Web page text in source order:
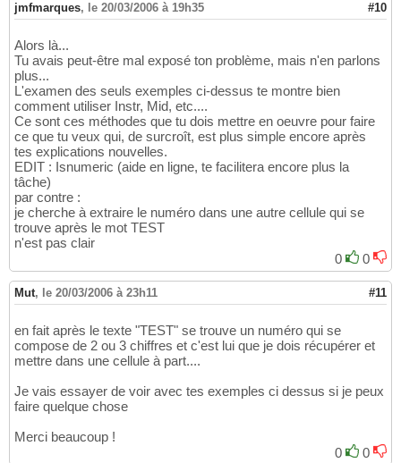
jmfmarques, le 20/03/2006 à 19h35 #10
Alors là...
Tu avais peut-être mal exposé ton problème, mais n'en parlons
plus...
L'examen des seuls exemples ci-dessus te montre bien
comment utiliser Instr, Mid, etc....
Ce sont ces méthodes que tu dois mettre en oeuvre pour faire
ce que tu veux qui, de surcroît, est plus simple encore après
tes explications nouvelles.
EDIT : Isnumeric (aide en ligne, te facilitera encore plus la
tâche)
par contre :
je cherche à extraire le numéro dans une autre cellule qui se
trouve après le mot TEST
n'est pas clair
0
0
Mut, le 20/03/2006 à 23h11 #11
en fait après le texte "TEST" se trouve un numéro qui se
compose de 2 ou 3 chiffres et c'est lui que je dois récupérer et
mettre dans une cellule à part....
Je vais essayer de voir avec tes exemples ci dessus si je peux
faire quelque chose
Merci beaucoup !
0
0